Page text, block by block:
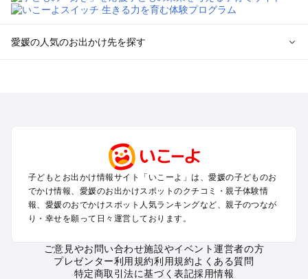
愛媛の人気のお出かけ先を探す
西条・新居浜・東予・石鎚山のプールお出かけ
愛媛の定番お出かけスポット
愛媛の遊園地
愛媛の動物園
愛媛の釣り
愛媛の牧場
子どもとお出かけ情報サイト「いこーよ」は、愛媛の子どものお
でかけ情報、愛媛のお出かけスポットのクチコミ・親子体験情
報、愛媛のおでかけスポット人気ランキングなど、親子のつなが
り・幸せを願って日々運営しております。
ご意見やお問い合わせ施設やイベント運営者の方
プレゼンター利用規約利用規約よくある質問
特定商取引法に基づく表記採用情報